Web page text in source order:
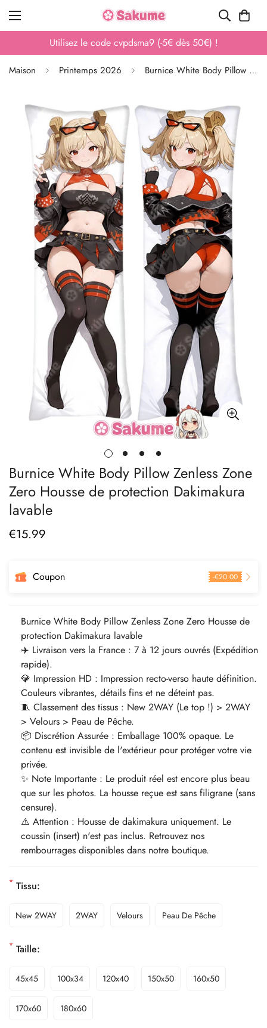
Utilisez le code cvpdsma9 (-5€ dès 50€) !
Maison Printemps 2026 Burnice White Body Pillow Zenless Zone Zero Housse de protection Dakimakura lavable
Burnice White Body Pillow Zenless Zone
Zero Housse de protection Dakimakura
lavable
Prix
€15.99
Coupon -€20.00
Burnice White Body Pillow Zenless Zone Zero Housse de
protection Dakimakura lavable
✈️ Livraison vers la France : 7 à 12 jours ouvrés (Expédition
rapide).
💎 Impression HD : Impression recto-verso haute définition.
Couleurs vibrantes, détails fins et ne déteint pas.
🧵 Classement des tissus : New 2WAY (Le top !) > 2WAY
> Velours > Peau de Pêche.
📦 Discrétion Assurée : Emballage 100% opaque. Le
contenu est invisible de l'extérieur pour protéger votre vie
privée.
✨ Note Importante : Le produit réel est encore plus beau
que sur les photos. La housse reçue est sans filigrane (sans
censure).
⚠️ Attention : Housse de dakimakura uniquement. Le
coussin (insert) n'est pas inclus. Retrouvez nos
rembourrages disponibles dans notre boutique.
* Tissu:
New 2WAY 2WAY Velours Peau De Pêche
* Taille:
45x45 100x34 120x40 150x50 160x50
170x60 180x60